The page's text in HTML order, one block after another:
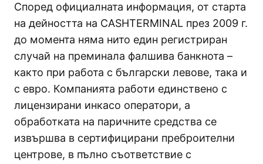
Според официалната информация, от старта
на дейността на CASHTERMINAL през 2009 г.
до момента няма нито един регистриран
случай на преминала фалшива банкнота –
както при работа с български левове, така и
с евро. Компанията работи единствено с
лицензирани инкасо оператори, а
обработката на паричните средства се
извършва в сертифицирани преброителни
центрове, в пълно съответствие с